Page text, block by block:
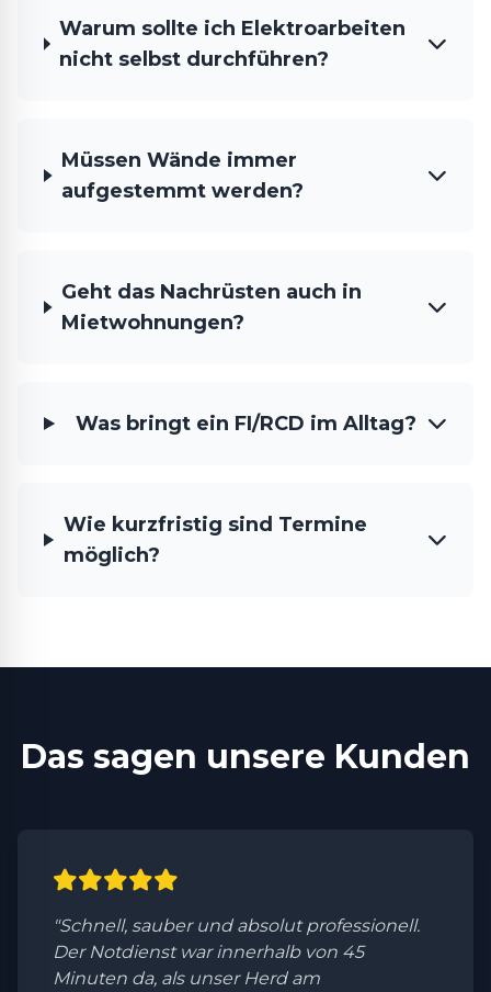
Warum sollte ich Elektroarbeiten
nicht selbst durchführen?
Müssen Wände immer
aufgestemmt werden?
Geht das Nachrüsten auch in
Mietwohnungen?
Was bringt ein FI/RCD im Alltag?
Wie kurzfristig sind Termine
möglich?
Das sagen unsere Kunden
"Schnell, sauber und absolut professionell.
Der Notdienst war innerhalb von 45
Minuten da, als unser Herd am